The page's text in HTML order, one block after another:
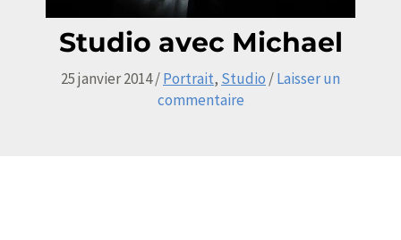
Studio avec Michael
25 janvier 2014/Portrait, Studio /Laisser un
commentaire